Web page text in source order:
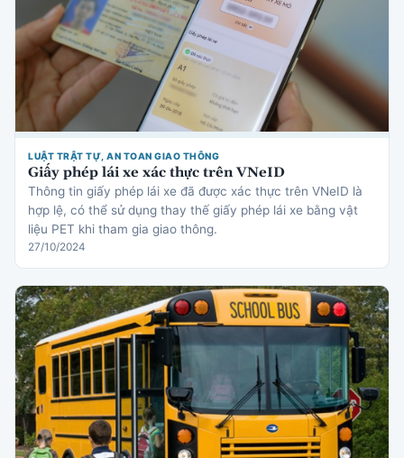
LUẬT TRẬT TỰ, AN TOAN GIAO THÔNG
Giấy phép lái xe xác thực trên VNeID
Thông tin giấy phép lái xe đã được xác thực trên VNeID là
hợp lệ, có thể sử dụng thay thế giấy phép lái xe bằng vật
liệu PET khi tham gia giao thông.
27/10/2024